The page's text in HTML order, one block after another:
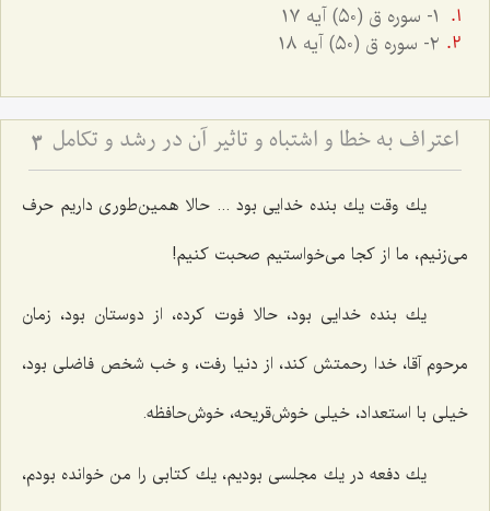
١- سوره ق (٥٠) آيه ١٧
٢- سوره ق (٥٠) آيه ١٨
اعتراف به خطا و اشتباه و تاثیر آن در رشد و تکامل 3
یك وقت یك بنده خدایی بود ... حالا همین‌طوری داریم حرف
می‌زنیم، ما از كجا می‌خواستیم صحبت كنیم!
یك بنده خدایی بود، حالا فوت كرده، از دوستان بود، زمان
مرحوم آقا، خدا رحمتش كند، از دنیا رفت، و خب شخص فاضلی بود،
خیلی با استعداد، خیلی خوش‌قریحه، خوش‌حافظه.
یك دفعه در یك مجلسی بودیم، یك كتابی را من خوانده بودم،